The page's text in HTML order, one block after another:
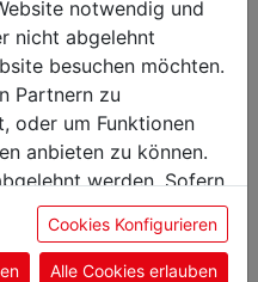
Sie auch
notwendig und
nicht abgelehnt
besuchen möchten.
Partnern zu
oder um Funktionen
anbieten zu können.
werden. Sofern
geben Sie
Cookies Konfigurieren
Alle Cookies erlauben